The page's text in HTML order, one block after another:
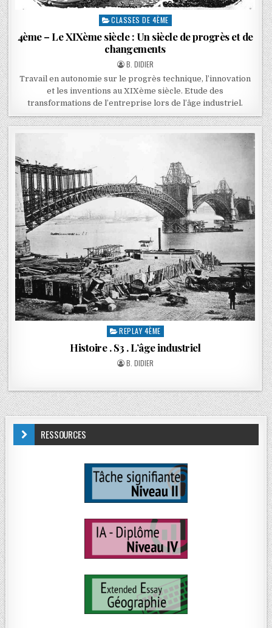
CLASSES DE 4ÈME
4ème – Le XIXème siècle : Un siècle de progrès et de
changements
B. DIDIER
Travail en autonomie sur le progrès technique, l’innovation
et les inventions au XIXème siècle. Etude des
transformations de l’entreprise lors de l’âge industriel.
REPLAY 4ÈME
Histoire . S3 . L’âge industriel
B. DIDIER
RESSOURCES